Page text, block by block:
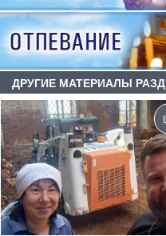
ДРУГИЕ МАТЕРИАЛЫ